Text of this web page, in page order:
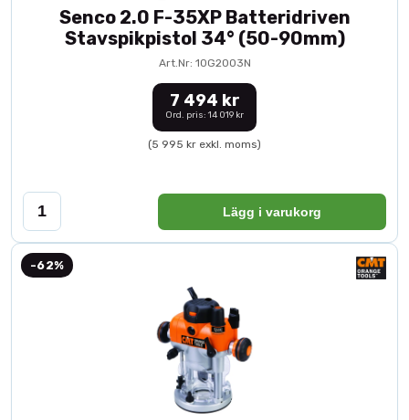
Senco 2.0 F-35XP Batteridriven
Stavspikpistol 34° (50-90mm)
Art.Nr: 10G2003N
7 494 kr
Ord. pris: 14 019 kr
(5 995 kr exkl. moms)
Lägg i varukorg
-62%